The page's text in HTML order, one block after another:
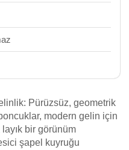
Pürüzsüz, geometrik
modern gelin için
bir görünüm
şapel kuyruğu